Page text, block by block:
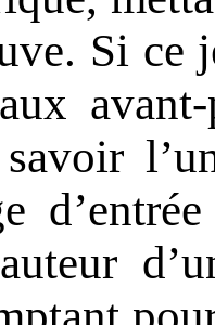
Si